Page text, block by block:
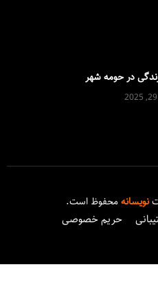
در حومه شهر
نویسانهمحفوظ است.
حریم خصوصی